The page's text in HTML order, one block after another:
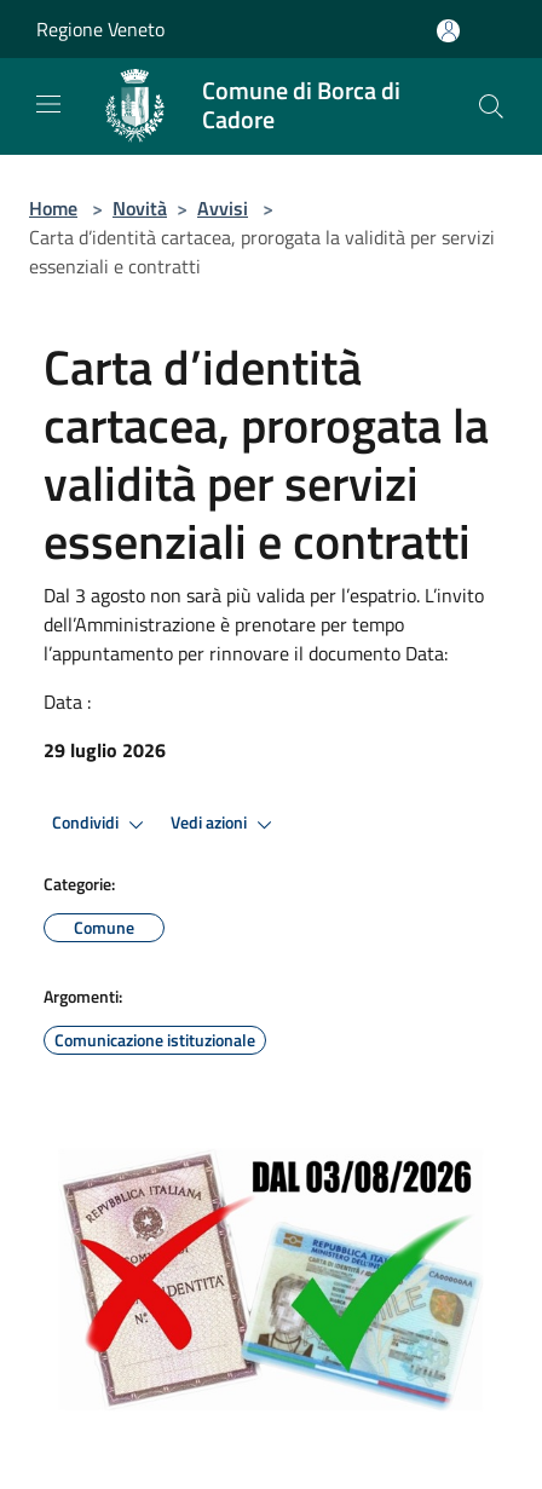
Regione Veneto
Comune di Borca di
Cadore
Home > Novità > Avvisi >
Carta d’identità cartacea, prorogata la validità per servizi
essenziali e contratti
Carta d’identità
cartacea, prorogata la
validità per servizi
essenziali e contratti
Dal 3 agosto non sarà più valida per l’espatrio. L’invito
dell’Amministrazione è prenotare per tempo
l’appuntamento per rinnovare il documento Data:
Data :
29 luglio 2026
Condividi Vedi azioni
Categorie:
Comune
Argomenti:
Comunicazione istituzionale